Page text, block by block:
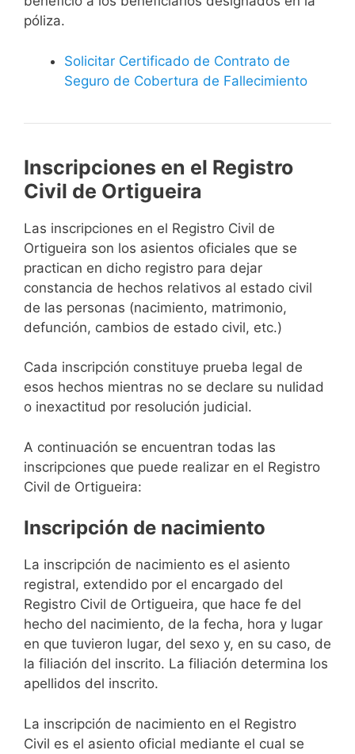
póliza.
Solicitar Certificado de Contrato de
Seguro de Cobertura de Fallecimiento
Inscripciones en el Registro
Civil de Ortigueira
Las inscripciones en el Registro Civil de
Ortigueira son los asientos oficiales que se
practican en dicho registro para dejar
constancia de hechos relativos al estado civil
de las personas (nacimiento, matrimonio,
defunción, cambios de estado civil, etc.)
Cada inscripción constituye prueba legal de
esos hechos mientras no se declare su nulidad
o inexactitud por resolución judicial.
A continuación se encuentran todas las
inscripciones que puede realizar en el Registro
Civil de Ortigueira:
Inscripción de nacimiento
La inscripción de nacimiento es el asiento
registral, extendido por el encargado del
Registro Civil de Ortigueira, que hace fe del
hecho del nacimiento, de la fecha, hora y lugar
en que tuvieron lugar, del sexo y, en su caso, de
la filiación del inscrito. La filiación determina los
apellidos del inscrito.
La inscripción de nacimiento en el Registro
Civil es el asiento oficial mediante el cual se